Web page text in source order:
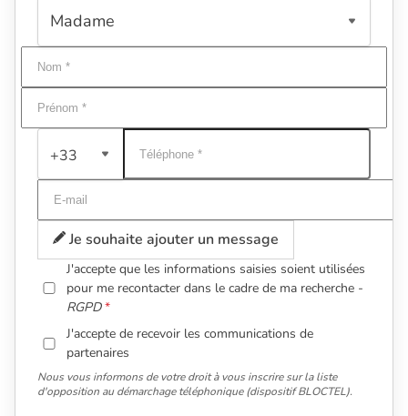
+33
Je souhaite ajouter un message
J'accepte que les informations saisies soient utilisées
pour me recontacter dans le cadre de ma recherche -
RGPD
J'accepte de recevoir les communications de
partenaires
Nous vous informons de votre droit à vous inscrire sur la liste
d'opposition au démarchage téléphonique (dispositif BLOCTEL).